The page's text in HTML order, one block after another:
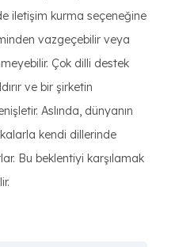
iletişim kurma seçeneğine
vazgeçebilir veya
Çok dilli destek
ve bir şirketin
Aslında, dünyanın
kendi dillerinde
Bu beklentiyi karşılamak